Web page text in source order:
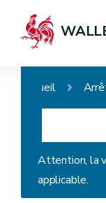
Accueil
Attention, la
applicable.